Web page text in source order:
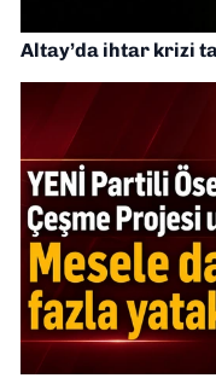
Altay’da ihtar krizi